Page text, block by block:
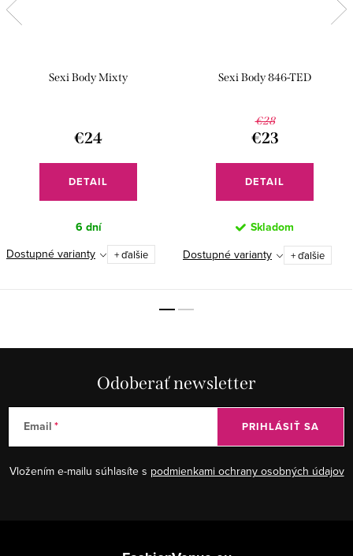
Sexi Body Mixty
€24
DETAIL
6 dní
Dostupné varianty + ďalšie
Sexi Body 846-TED
€28
€23
DETAIL
Skladom
Dostupné varianty + ďalšie
Odoberať newsletter
Email
Vložením e-mailu súhlasíte s podmienkami ochrany osobných údajov
PRIHLÁSIŤ SA